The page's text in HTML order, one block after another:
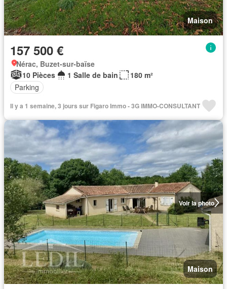
Maison
157 500 €
Nérac, Buzet-sur-baïse
10 Pièces
1 Salle de bain
180 m²
Parking
Il y a 1 semaine, 3 jours sur Figaro Immo - 3G IMMO-CONSULTANT
Voir la photo
Maison